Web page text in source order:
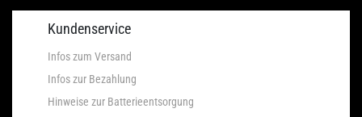
Kundenservice
Infos zum Versand
Infos zur Bezahlung
Hinweise zur Batterieentsorgung